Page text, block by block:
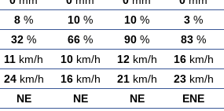
8 % 10 % 10 % 3 %
32 % 66 % 90 % 83 %
11 km/h 10km/h 12km/h 16km/h
24km/h 16km/h 21km/h 23km/h
NE NE NE ENE